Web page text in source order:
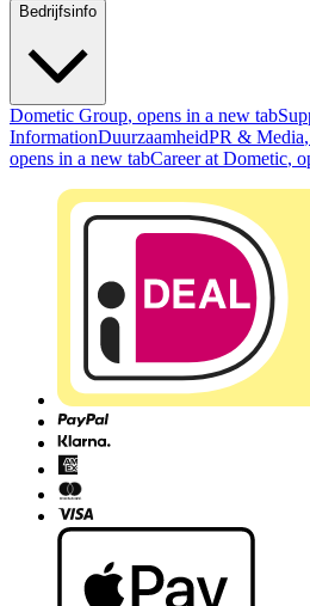
Bedrijfsinfo
Dometic Group, opens in a new tab
InformationDuurzaamheidPR & Media
opens in a new tabCareer at Dometic,